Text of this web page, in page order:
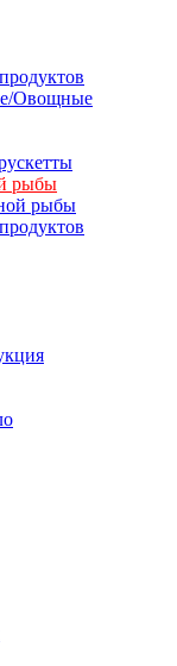
Овощные
рыбы
рыбы